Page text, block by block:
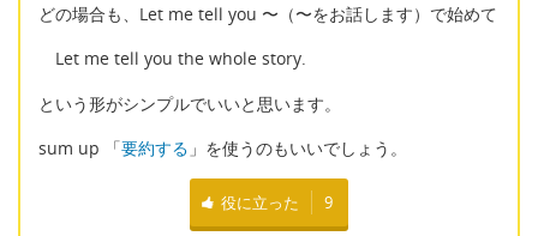
どの場合も、Let me tell you 〜（〜をお話します）で始めて
Let me tell you the whole story.
という形がシンプルでいいと思います。
sum up 「要約する 」を使うのもいいでしょう。
役に立った 9